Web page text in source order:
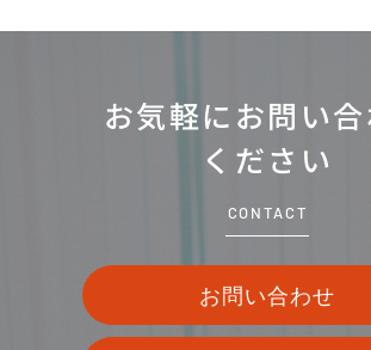
お気軽にお問い合
ください
CONTACT
お問い合わせ